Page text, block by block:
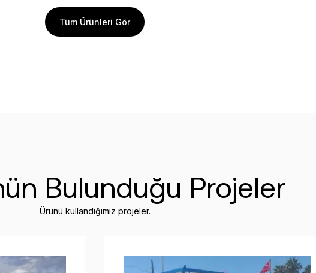
Tüm Ürünleri Gör
Bulunduğu Projeler
Ürünü kullandığımız projeler.